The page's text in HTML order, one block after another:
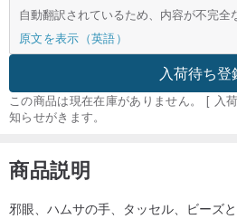
自動翻訳されているため、内容が不完全
原文を表示（英語）
入荷待ち登
この商品は現在在庫がありません。 [ 入
知らせがきます。
商品説明
邪眼、ハムサの手、タッセル、ビーズ